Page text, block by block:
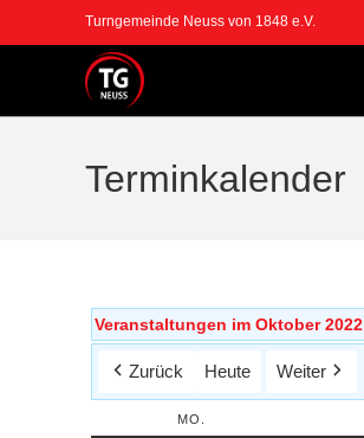
Turngemeinde Neuss von 1848 e.V.
Terminkalender
Veranstaltungen im Oktober 2022
Zurück Heute Weiter
MO.